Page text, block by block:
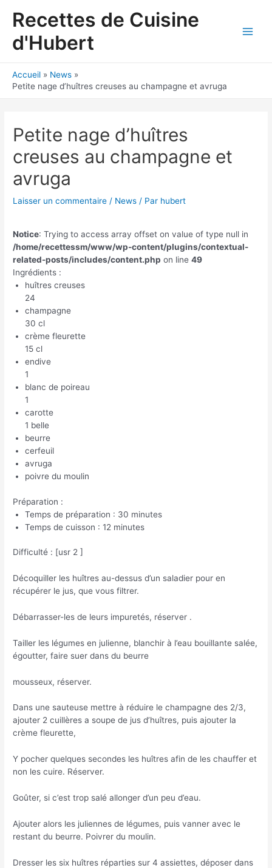
Recettes de Cuisine
d'Hubert
Accueil
News
Petite nage d’huîtres creuses au champagne et avruga
Petite nage d’huîtres
creuses au champagne et
avruga
Laisser un commentaire / News / Par hubert
Notice: Trying to access array offset on value of type null in
/home/recettessm/www/wp-content/plugins/contextual-
related-posts/includes/content.php on line49
Ingrédients :
huîtres creuses
24
champagne
30 cl
crème fleurette
15 cl
endive
1
blanc de poireau
1
carotte
1 belle
beurre
cerfeuil
avruga
poivre du moulin
Préparation :
Temps de préparation : 30 minutes
Temps de cuisson : 12 minutes
Difficulté : [usr 2 ]
Décoquiller les huîtres au-dessus d’un saladier pour en
récupérer le jus, que vous filtrer.
Débarrasser-les de leurs impuretés, réserver .
Tailler les légumes en julienne, blanchir à l’eau bouillante salée,
égoutter, faire suer dans du beurre
mousseux, réserver.
Dans une sauteuse mettre à réduire le champagne des 2/3,
ajouter 2 cuillères a soupe de jus d’huîtres, puis ajouter la
crème fleurette,
Y pocher quelques secondes les huîtres afin de les chauffer et
non les cuire. Réserver.
Goûter, si c’est trop salé allonger d’un peu d’eau.
Ajouter alors les juliennes de légumes, puis vanner avec le
restant du beurre. Poivrer du moulin.
Dresser les six huîtres réparties sur 4 assiettes, déposer dans